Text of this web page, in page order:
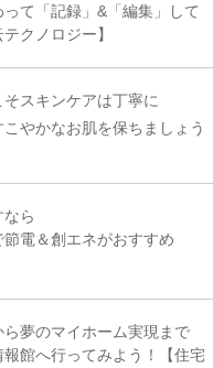
て「記録」&「編集」して
クノロジー】
スキンケアは丁寧に
こやかなお肌を保ちましょう
ら
電＆創エネがおすすめ
夢のマイホーム実現まで
館へ行ってみよう！【住宅